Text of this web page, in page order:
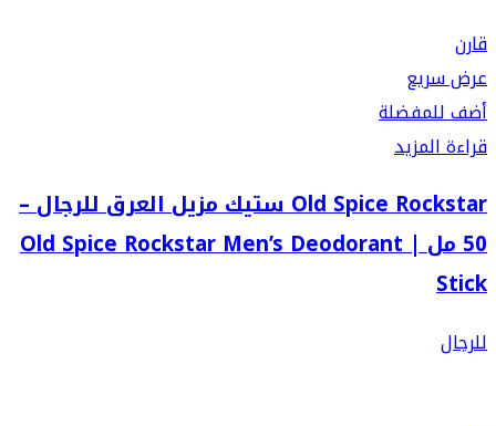
قارن
عرض سريع
أضف للمفضلة
قراءة المزيد
Old Spice Rockstar ستيك مزيل العرق للرجال –
50 مل | Old Spice Rockstar Men’s Deodorant
Stick
للرجال